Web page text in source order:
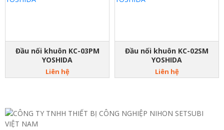
Đầu nối khuôn KC-03PM
YOSHIDA
Liên hệ
Đầu nối khuôn KC-02SM
YOSHIDA
Liên hệ